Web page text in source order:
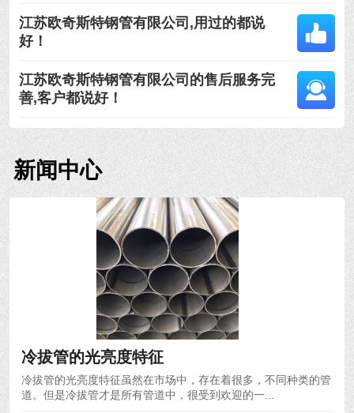
江苏欧奇斯特钢管有限公司,用过的都说
好！
江苏欧奇斯特钢管有限公司的售后服务完
善,客户都说好！
新闻中心
冷拔管的光亮度特征
冷拔管的光亮度特征虽然在市场中，存在着很多，不同种类的管
道。但是冷拔管才是所有管道中，很受到欢迎的一...